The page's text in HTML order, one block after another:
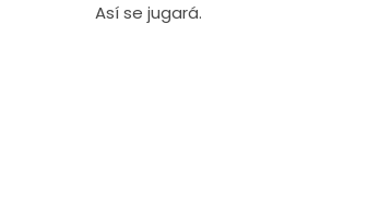
Así se jugará.